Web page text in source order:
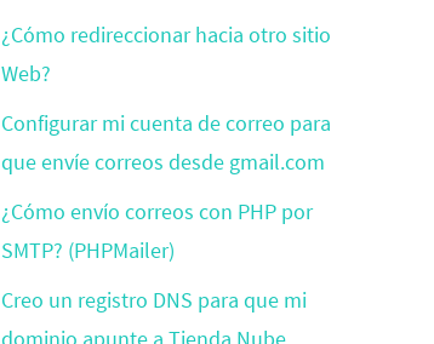
¿Cómo redireccionar hacia otro sitio
Web?
Configurar mi cuenta de correo para
que envíe correos desde gmail.com
¿Cómo envío correos con PHP por
SMTP? (PHPMailer)
Creo un registro DNS para que mi